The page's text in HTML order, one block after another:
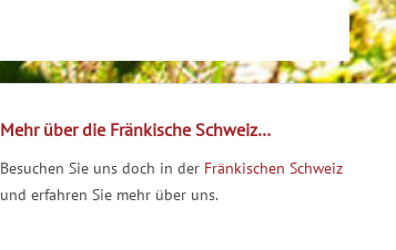
Mehr über die Fränkische Schweiz…
Besuchen Sie uns doch in der Fränkischen Schweiz
und erfahren Sie mehr über uns.